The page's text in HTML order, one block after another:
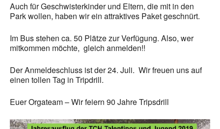
Auch für Geschwisterkinder und Eltern, die mit in den
Park wollen, haben wir ein attraktives Paket geschnürt.
Im Bus stehen ca. 50 Plätze zur Verfügung. Also, wer
mitkommen möchte, gleich anmelden!!
Der Anmeldeschluss ist der 24. Juli. Wir freuen uns auf
einen tollen Tag in Tripdrill.
Euer Orgateam – Wir feiern 90 Jahre Tripsdrill